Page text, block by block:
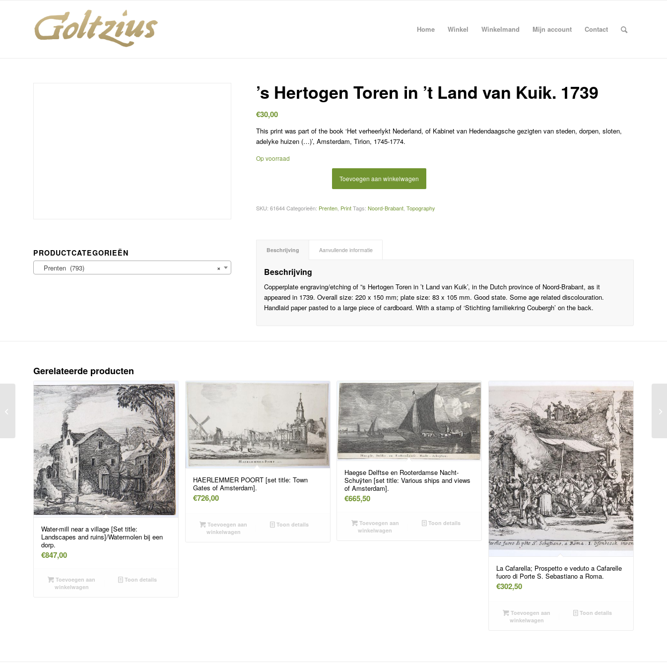
Home Winkel Winkelmand Mijn account Contact
PRODUCTCATEGORIEËN
×
Prenten (793)
’s Hertogen Toren in ’t Land van Kuik. 1739
€30,00
This print was part of the book ‘Het verheerlykt Nederland, of Kabinet van Hedendaagsche gezigten van steden, dorpen, sloten,
adelyke huizen (…)’, Amsterdam, Tirion, 1745-1774.
Op voorraad
Toevoegen aan winkelwagen
SKU:61644 Categorieën: Prenten, Print Tags:Noord-Brabant,Topography
Beschrijving Aanvullende informatie
Beschrijving
Copperplate engraving/etching of ”s Hertogen Toren in ’t Land van Kuik’, in the Dutch province of Noord-Brabant, as it
appeared in 1739. Overall size: 220 x 150 mm; plate size: 83 x 105 mm. Good state. Some age related discolouration.
Handlaid paper pasted to a large piece of cardboard. With a stamp of ‘Stichting familiekring Coubergh’ on the back.
Gerelateerde producten
Water-mill near a village [Set title:
Landscapes and ruins]/Watermolen bij een
dorp.
€847,00
Toevoegen aan
winkelwagen
Toon details
HAERLEMMER POORT [set title: Town
Gates of Amsterdam].
€726,00
Toevoegen aan
winkelwagen
Toon details
Haegse Delftse en Rooterdamse Nacht-
Schuÿten [set title: Various ships and views
of Amsterdam].
€665,50
Toevoegen aan
winkelwagen
Toon details
La Cafarella; Prospetto e veduto a Cafarelle
fuoro di Porte S. Sebastiano a Roma.
€302,50
Toevoegen aan
winkelwagen
Toon details
’t Dorp Kuik van de Maas te zien